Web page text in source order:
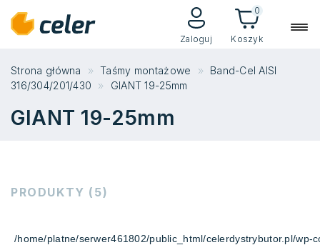
Zaloguj Koszyk
0
Strona główna Taśmy montażowe
Band-Cel AISI
316/304/201/430
GIANT 19-25mm
GIANT 19-25mm
PRODUKTY (5)
/home/platne/serwer461802/public_html/celerdystrybutor.pl/